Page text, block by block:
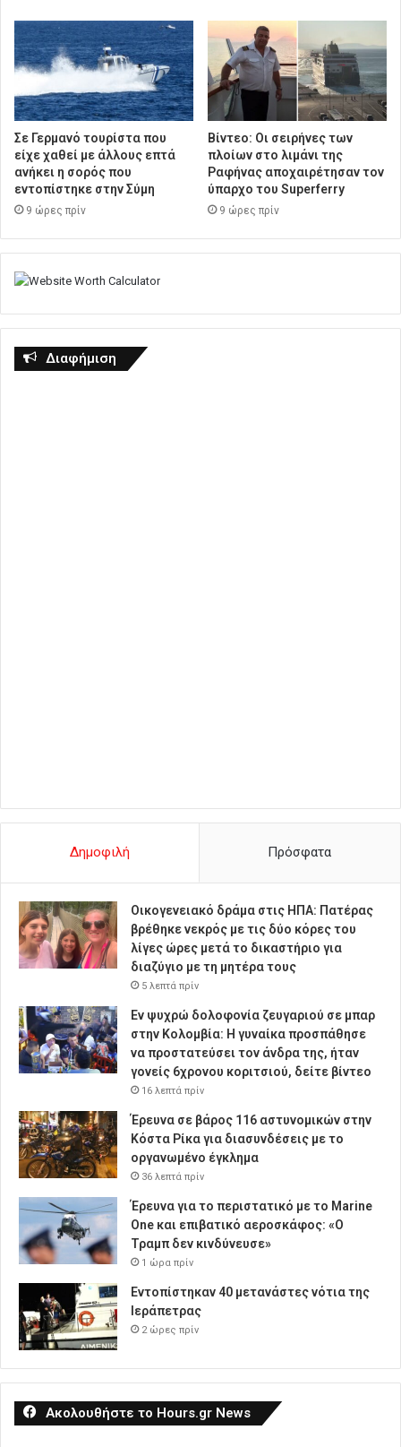
Σε Γερμανό τουρίστα που
είχε χαθεί με άλλους επτά
ανήκει η σορός που
εντοπίστηκε στην Σύμη
9 ώρες πρίν
Βίντεο: Οι σειρήνες των
πλοίων στο λιμάνι της
Ραφήνας αποχαιρέτησαν τον
ύπαρχο του Superferry
9 ώρες πρίν
Διαφήμιση
Δημοφιλή Πρόσφατα
Οικογενειακό δράμα στις ΗΠΑ: Πατέρας
βρέθηκε νεκρός με τις δύο κόρες του
λίγες ώρες μετά το δικαστήριο για
διαζύγιο με τη μητέρα τους
5 λεπτά πρίν
Εν ψυχρώ δολοφονία ζευγαριού σε μπαρ
στην Κολομβία: Η γυναίκα προσπάθησε
να προστατεύσει τον άνδρα της, ήταν
γονείς 6χρονου κοριτσιού, δείτε βίντεο
16 λεπτά πρίν
Έρευνα σε βάρος 116 αστυνομικών στην
Κόστα Ρίκα για διασυνδέσεις με το
οργανωμένο έγκλημα
36 λεπτά πρίν
Έρευνα για το περιστατικό με το Marine
One και επιβατικό αεροσκάφος: «Ο
Τραμπ δεν κινδύνευσε»
1 ώρα πρίν
Εντοπίστηκαν 40 μετανάστες νότια της
Ιεράπετρας
2 ώρες πρίν
Ακολουθήστε το Hours.gr News